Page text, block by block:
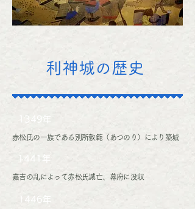
利神城の歴史
1349年
赤松氏の一族である別所敦範（あつのり）により築城
1441年
嘉吉の乱によって赤松氏滅亡、幕府に没収
1446年